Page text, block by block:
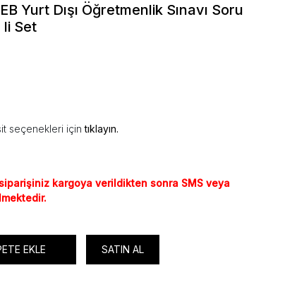
Yurt Dışı Öğretmenlik Sınavı Soru
li Set
seçenekleri içintıklayın.
kargoya verildikten sonra SMS veya
EKLE SATIN AL